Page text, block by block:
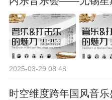
合作）
2025-03-29 08:48
时空维度跨年国风音